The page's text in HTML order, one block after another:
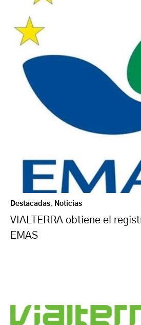
Destacadas, Noticias
VIALTERRA obtiene el
EMAS